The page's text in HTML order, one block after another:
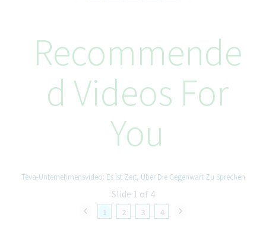
יש להגיש מועמדות דרך "טוויסט", הפלטפורמה הפנימית שלנו לפיתוח
קריירה.
מחוייבות טבע להזדמנות שווה בתעסוקה / بتكافؤ
الفرص
כחלק ממדיניות ההעסקה הגלובלית של החברה, אנו מחויבים לתת
הזדמנות שווה מבלי להתייחס לגיל, גזע, דת, אמונה, צבע עור, מגדר,
תחת החוקים החלים עלינו.
Recommende
D Videos For
You
1 2 3 4
Teva-Unternehmensvideo: Es Ist Zeit, Über Die Gegenwart Zu Sprechen
Slide 1 of 4